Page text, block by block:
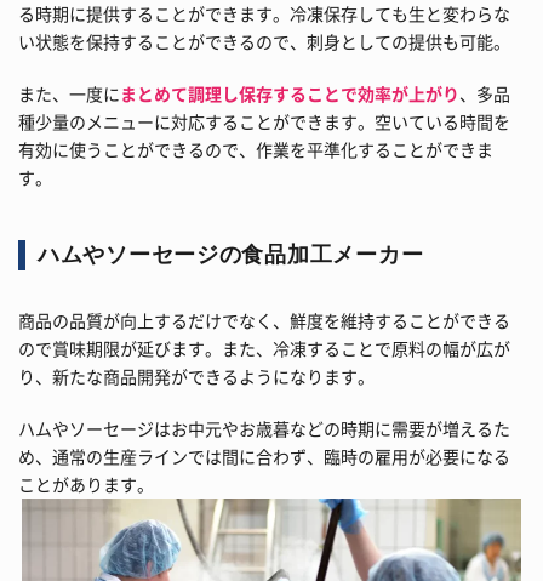
る時期に提供することができます。冷凍保存しても生と変わらな
い状態を保持することができるので、刺身としての提供も可能。
また、一度にまとめて調理し保存することで効率が上がり、多品
種少量のメニューに対応することができます。空いている時間を
有効に使うことができるので、作業を平準化することができま
す。
ハムやソーセージの食品加工メーカー
商品の品質が向上するだけでなく、鮮度を維持することができる
ので賞味期限が延びます。また、冷凍することで原料の幅が広が
り、新たな商品開発ができるようになります。
ハムやソーセージはお中元やお歳暮などの時期に需要が増えるた
め、通常の生産ラインでは間に合わず、臨時の雇用が必要になる
ことがあります。